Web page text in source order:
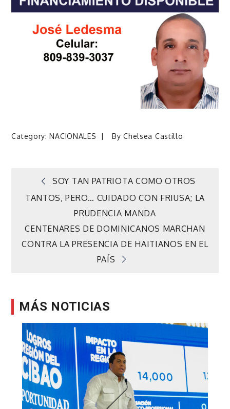
Category:NACIONALES ByChelsea Castillo
Navegación
entradas
SOY TAN PATRIOTA COMO OTROS
TANTOS, PERO… CUIDADO CON FRIUSA; LA
PRUDENCIA MANDA
CENTENARES DE DOMINICANOS MARCHAN
CONTRA LA PRESENCIA DE HAITIANOS EN EL
PAÍS
MÁS NOTICIAS